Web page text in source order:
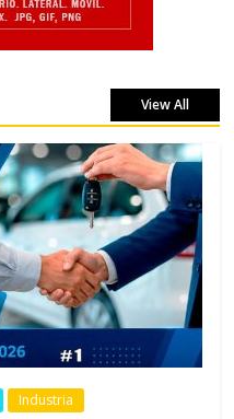
View All
Industria